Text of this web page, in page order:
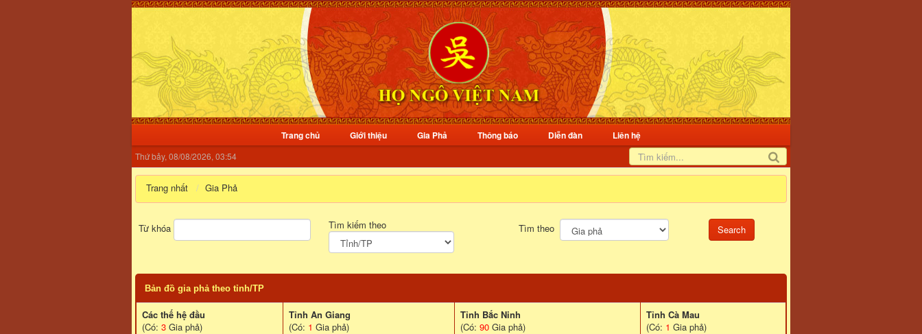
Trang chủ Giới thiệu Gia Phả Thông báo Diễn đàn Liên hệ
Thứ bảy, 08/08/2026, 03:54
Trang nhất Gia Phả
Từ khóa Tìm kiếm theo Tìm theo
Bản đồ gia phả theo tỉnh/TP
Các thế hệ đầu
(Có: 3 Gia phả)
Tỉnh An Giang
(Có: 1 Gia phả)
Tỉnh Bắc Ninh
(Có: 90 Gia phả)
Tỉnh Cà Mau
(Có: 1 Gia phả)